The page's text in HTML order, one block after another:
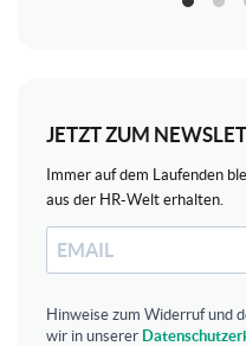
JETZT ZUM
Immer auf dem Laufenden
aus der HR-Welt erhalten.
Hinweise zum Widerruf und
wir in unserer